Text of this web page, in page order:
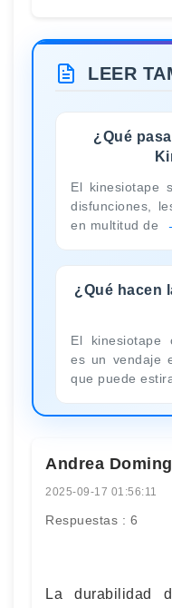
LEER
¿Qué
El kinesiotape
disfunciones,
en multitud de
¿Qué hacen
El kinesiotape
es un vendaje
que puede
Andrea
2025-09-17 01:56:11
Respuestas : 6
La durabilidad